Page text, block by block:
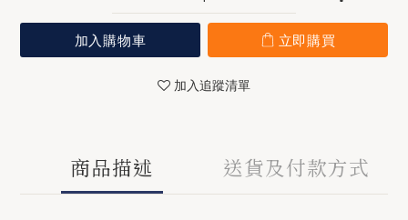
加入購物車 立即購買
加入追蹤清單
商品描述 送貨及付款方式